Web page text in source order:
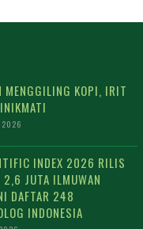
MENGGILING KOPI, IRIT
2026
INDEX 2026 RILIS
2,6 JUTA ILMUWAN
DAFTAR 248
INDONESIA